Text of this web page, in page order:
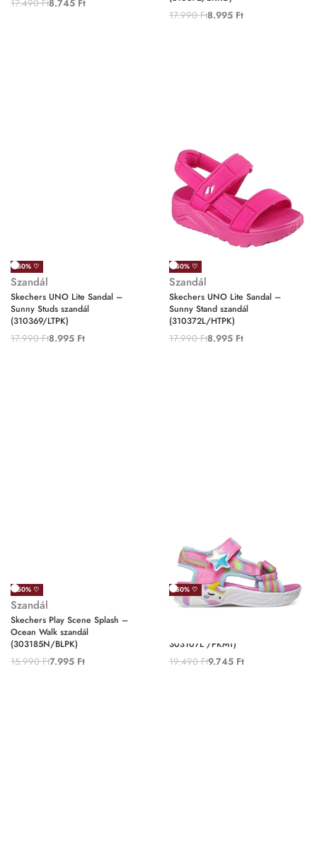
17.490Ft8.745 Ft
17.990Ft8.995 Ft
-50% ♡
Szandál
Skechers UNO Lite Sandal –
Sunny Studs szandál
(310369/LTPK)
17.990Ft8.995 Ft
-50% ♡
Szandál
Skechers UNO Lite Sandal –
Sunny Stand szandál
(310372L/HTPK)
17.990Ft8.995 Ft
-50% ♡
Szandál
Skechers Play Scene Splash –
Ocean Walk szandál
(303185N/BLPK)
15.990Ft7.995 Ft
-50% ♡
Szandál
303107L /PKMT)
19.490Ft9.745 Ft